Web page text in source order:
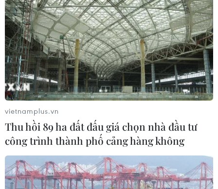
lý, bảo vệ rừng ở Nam Cát Tiên
06/08/2026 09:45
Bão Dolphin hướng vào miền Đông
Trung Quốc, cảnh báo mưa lớn trên
diện rộng
06/08/2026 08:36
Mở 1 cửa xả đáy hồ thủy điện Hòa
Bình vào 16 giờ ngày 6/8
06/08/2026 06:28
vietnamplus.vn
Thu hồi 89 ha đất đấu giá chọn nhà đầu tư
công trình thành phố cảng hàng không